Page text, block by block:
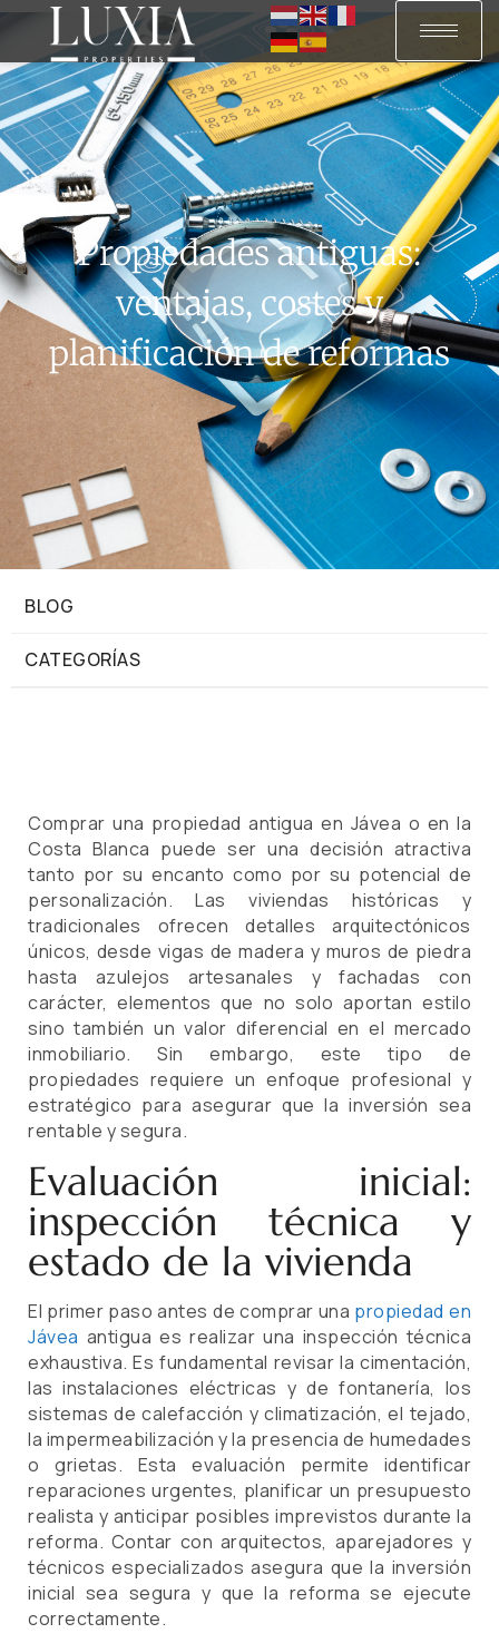
Propiedades antiguas:
ventajas, costes y
planificación de reformas
BLOG
CATEGORÍAS
Comprar una propiedad antigua en Jávea o en la
Costa Blanca puede ser una decisión atractiva
tanto por su encanto como por su potencial de
personalización. Las viviendas históricas y
tradicionales ofrecen detalles arquitectónicos
únicos, desde vigas de madera y muros de piedra
hasta azulejos artesanales y fachadas con
carácter, elementos que no solo aportan estilo
sino también un valor diferencial en el mercado
inmobiliario. Sin embargo, este tipo de
propiedades requiere un enfoque profesional y
estratégico para asegurar que la inversión sea
rentable y segura.
Evaluación inicial:
inspección técnica y
estado de la vivienda
El primer paso antes de comprar una propiedad en
Jávea antigua es realizar una inspección técnica
exhaustiva. Es fundamental revisar la cimentación,
las instalaciones eléctricas y de fontanería, los
sistemas de calefacción y climatización, el tejado,
la impermeabilización y la presencia de humedades
o grietas. Esta evaluación permite identificar
reparaciones urgentes, planificar un presupuesto
realista y anticipar posibles imprevistos durante la
reforma. Contar con arquitectos, aparejadores y
técnicos especializados asegura que la inversión
inicial sea segura y que la reforma se ejecute
correctamente.